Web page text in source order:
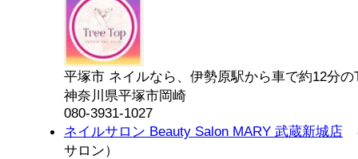
平塚市 ネイルなら、伊勢原駅から車で約12分の
神奈川県平塚市岡崎
080-3931-1027
ネイルサロン Beauty Salon MARY 武蔵新城店
サロン）